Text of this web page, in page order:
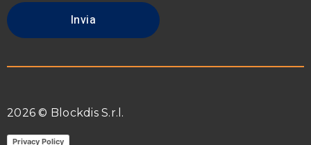
2026 © Blockdis S.r.l.
Privacy Policy